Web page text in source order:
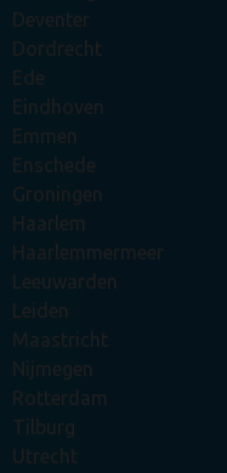
Deventer
Dordrecht
Ede
Eindhoven
Emmen
Enschede
Groningen
Haarlem
Haarlemmermeer
Leeuwarden
Leiden
Maastricht
Nijmegen
Rotterdam
Tilburg
Utrecht